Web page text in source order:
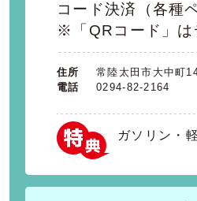
コード決済（各種
※「QRコード」は
住所 常陸太田市大中町
電話 0294-82-2164
ガソリン・